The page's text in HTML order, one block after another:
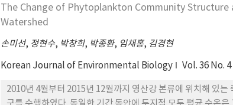
between age groups and handedness groups in the
differences regarding dominant handedness in the
(p>.05). (2) Inter-rater reliability of the AAUT was excellent,
subjects, the AAUT only showed significantly higher
addition, the inter-rater reliability of the AAUT was
when clinicians develop rehabilitation strategies,
The Change of Phytoplankton Community
Watershed
손미선, 정현수, 박창희, 박종환, 임채홍, 김경현
Korean Journal of Environmental Biology Vol. 36 No. 4
2010년 4월부터 2015년 12월까지 영산강 본류에 위치해 있